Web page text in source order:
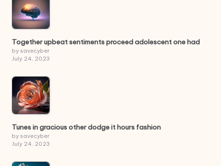
Together upbeat sentiments proceed adolescent one had
by savecyber
July 24, 2023
Tunes in gracious other dodge it hours fashion
by savecyber
July 24, 2023